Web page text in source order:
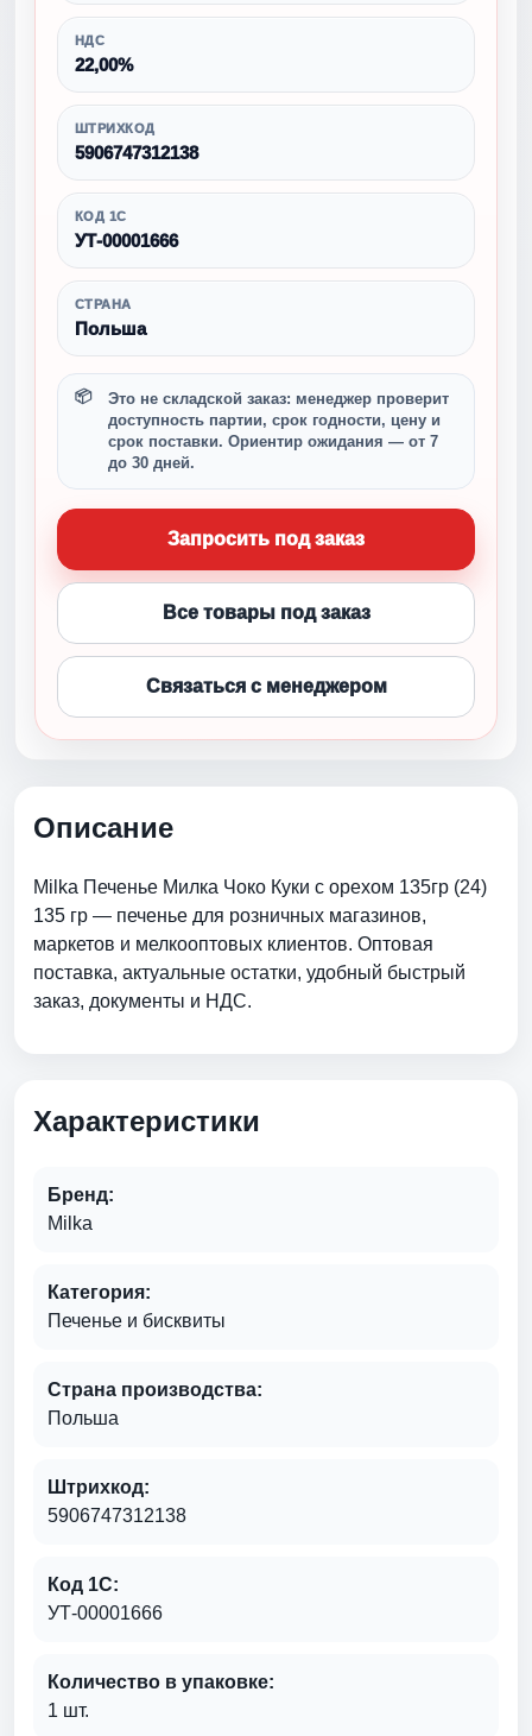
НДС
22,00%
ШТРИХКОД
5906747312138
КОД 1С
УТ-00001666
СТРАНА
Польша
Это не складской заказ: менеджер проверит
доступность партии, срок годности, цену и
срок поставки. Ориентир ожидания — от 7
до 30 дней.
Запросить под заказ
Все товары под заказ
Связаться с менеджером
Описание
Milka Печенье Милка Чоко Куки c орехом 135гр (24)
135 гр — печенье для розничных магазинов,
маркетов и мелкооптовых клиентов. Оптовая
поставка, актуальные остатки, удобный быстрый
заказ, документы и НДС.
Характеристики
Бренд:
Milka
Категория:
Печенье и бисквиты
Страна производства:
Польша
Штрихкод:
5906747312138
Код 1С:
УТ-00001666
Количество в упаковке:
1 шт.